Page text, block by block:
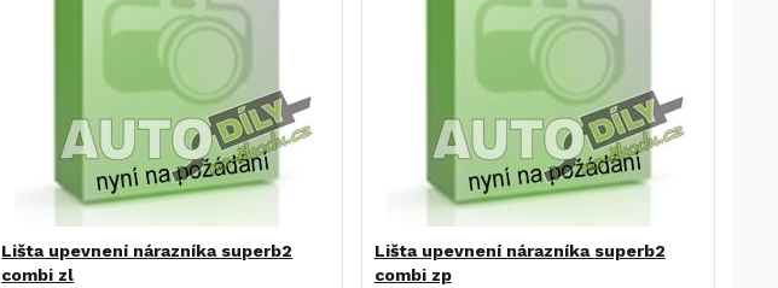
Lišta upevnení nárazníka superb2
combi zl
Lišta upevnení nárazníka superb2
combi zp